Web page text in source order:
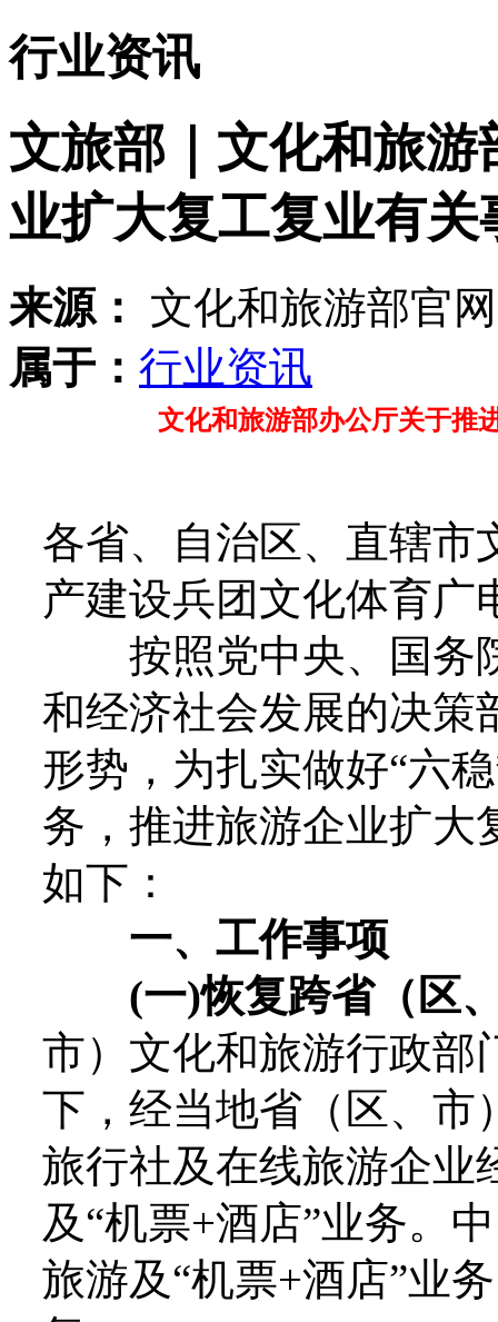
行业资讯
文旅部｜文化和旅
业扩大复工复业有关
来源：
文化和旅游部官
属于： 行业资讯
文化和旅游部办公厅关于推
各省、自治区、直辖市
产建设兵团文化体育广
按照党中央、国务
和经济社会发展的决策
形势，为扎实做好“六
务，推进旅游企业扩大
如下：
一、工作事项
(一)恢复跨省（区
市）文化和旅游行政部
下，经当地省（区、市
旅行社及在线旅游企业
及“机票+酒店”业务。
旅游及“机票+酒店”业